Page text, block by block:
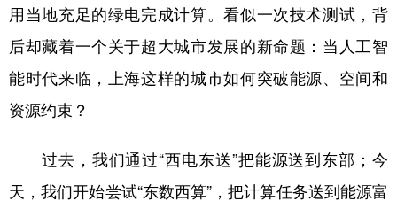
用当地充足的绿电完成计算。看似一次技术测试，背
后却藏着一个关于超大城市发展的新命题：当人工智
能时代来临，上海这样的城市如何突破能源、空间和
资源约束？
过去，我们通过“西电东送”把能源送到东部；今
天，我们开始尝试“东数西算”，把计算任务送到能源富